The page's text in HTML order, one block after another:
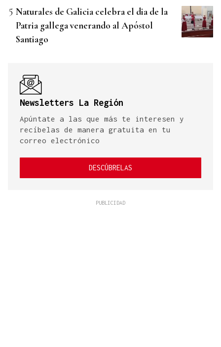
Naturales de Galicia celebra el dia de la
Patria gallega venerando al Apóstol
Santiago
Newsletters La Región
Apúntate a las que más te interesen y
recíbelas de manera gratuita en tu
correo electrónico
DESCÚBRELAS